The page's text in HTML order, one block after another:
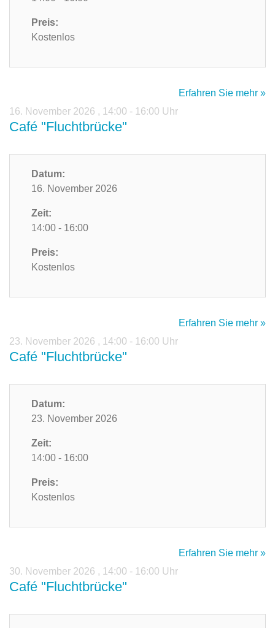
Preis:
Kostenlos
Erfahren Sie mehr »
16. November 2026 , 14:00 - 16:00 Uhr
Café "Fluchtbrücke"
Datum:
16. November 2026
Zeit:
14:00 - 16:00
Preis:
Kostenlos
Erfahren Sie mehr »
23. November 2026 , 14:00 - 16:00 Uhr
Café "Fluchtbrücke"
Datum:
23. November 2026
Zeit:
14:00 - 16:00
Preis:
Kostenlos
Erfahren Sie mehr »
30. November 2026 , 14:00 - 16:00 Uhr
Café "Fluchtbrücke"